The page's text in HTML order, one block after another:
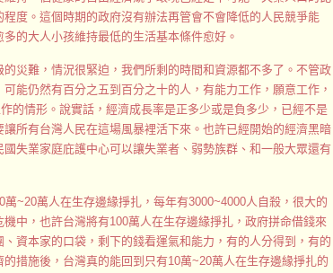
度。這個時期的政府沒有辦法再管會不會降低的人民競爭能
的大人小孩維持最低的生活基本條件愈好。
災難，情況很緊迫，我們所剩的時間和資源都不多了。不管政
能仍然有百分之五到百分之十的人，有能力工作，願意工作，
的情形。說實話，經濟成長率是正多少或是負多少，已經不是
所有台灣人民在這場風暴裡活下來。也許已經開始的經濟黑暗
失業家庭庇護中心可以讓失業者、弱勢族群、和一般大眾還有
~20萬人在生存邊緣掙扎，每年有3000~4000人自殺，很大的
中，也許台灣將有100萬人在生存邊緣掙扎，政府拼命借錢來
資本家的口袋，剩下的錢看運氣和能力，有的人分得到，有的
措施後，台灣真的能回到只有10萬~20萬人在生存邊緣掙扎的